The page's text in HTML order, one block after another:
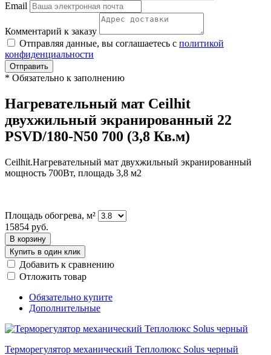
Email
Комментарий к заказу
Отправляя данные, вы соглашаетесь с политикой
конфиденциальности
Отправить
* Обязательно к заполнению
Нагревательный мат Ceilhit
двухжильный экранированный 22
PSVD/180-N50 700 (3,8 Кв.м)
Ceilhit.Нагревательный мат двухжильный экранированный
мощность 700Вт, площадь 3,8 м2
Площадь обогрева, м²
15854 руб.
В корзину
Купить в один клик
Добавить к сравнению
Отложить товар
Обязательно купите
Дополнительные
Терморегулятор механический Теплолюкс Solus черный